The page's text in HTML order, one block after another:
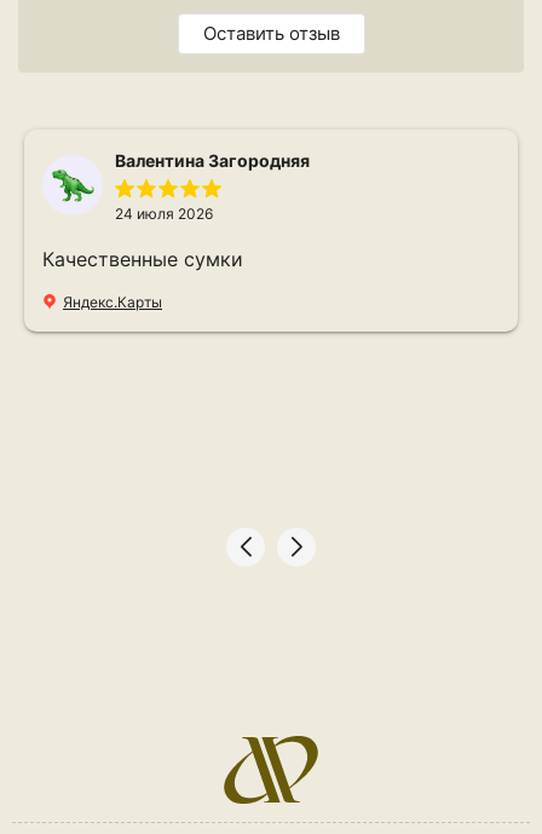
Оставить отзыв
Валентина Загородняя
24 июля 2026
Качественные сумки
Яндекс.Карты